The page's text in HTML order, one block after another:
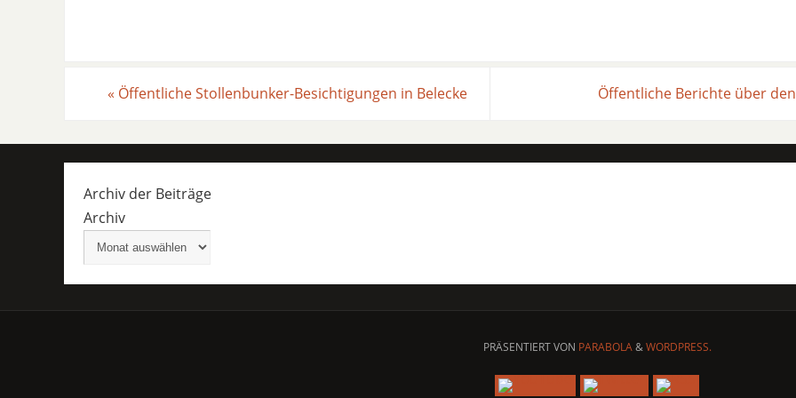
« Öffentliche Stollenbunker-Besichtigungen in Belecke Öffentliche Berichte über
Archiv der Beiträge
Archiv
PRÄSENTIERT VON PARABOLA&WORDPRESS.